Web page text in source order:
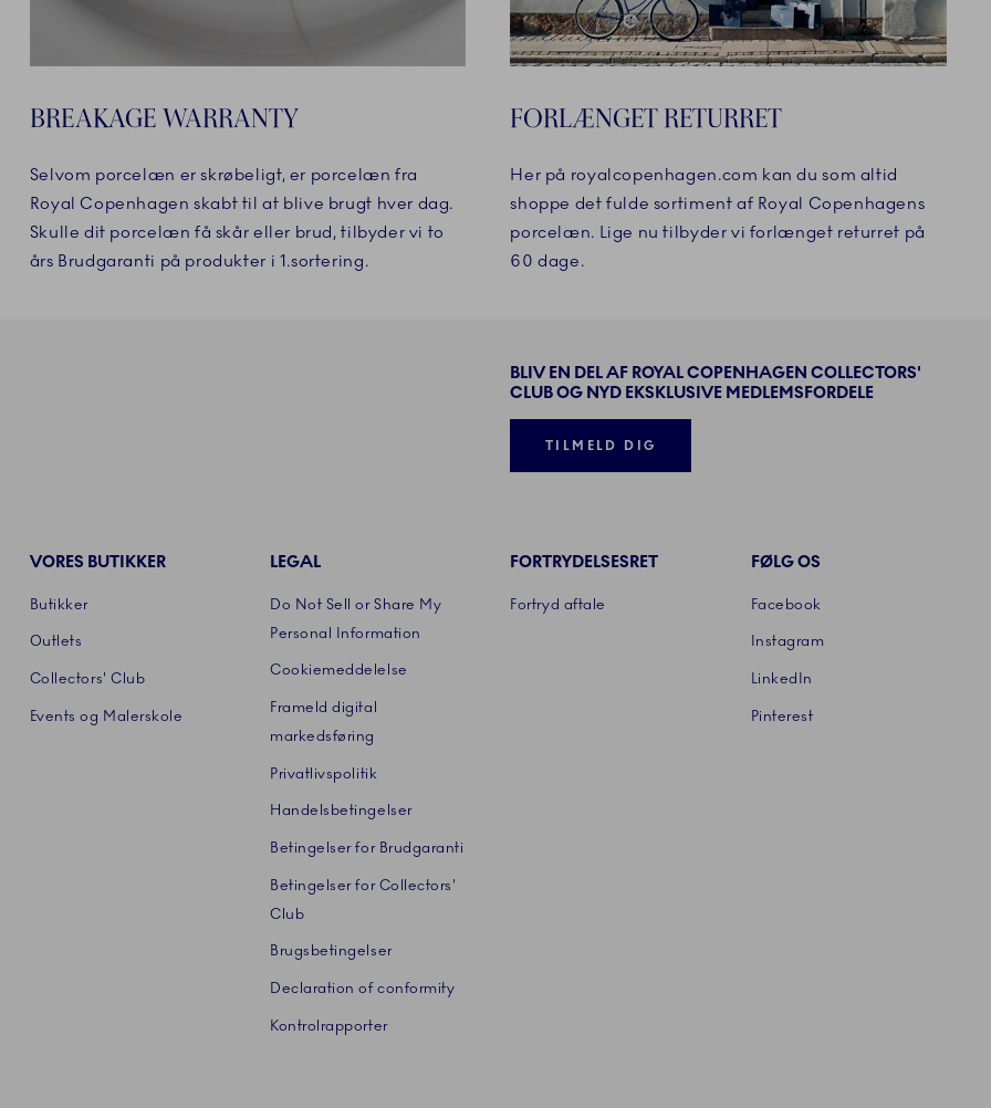
BREAKAGE WARRANTY
Selvom porcelæn er skrøbeligt, er porcelæn fra
Royal Copenhagen skabt til at blive brugt hver dag.
Skulle dit porcelæn få skår eller brud, tilbyder vi to
års Brudgaranti på produkter i 1.sortering.
FORLÆNGET RETURRET
Her på royalcopenhagen.com kan du som altid
shoppe det fulde sortiment af Royal Copenhagens
porcelæn. Lige nu tilbyder vi forlænget returret på
60 dage.
BLIV EN DEL AF ROYAL COPENHAGEN COLLECTORS'
CLUB OG NYD EKSKLUSIVE MEDLEMSFORDELE
TILMELD DIG
VORES BUTIKKER
Butikker
Outlets
Collectors' Club
Events og Malerskole
LEGAL
Do Not Sell or Share My
Personal Information
Cookiemeddelelse
Frameld digital
markedsføring
Privatlivspolitik
Handelsbetingelser
Betingelser for Brudgaranti
Betingelser for Collectors'
Club
Brugsbetingelser
Declaration of conformity
Kontrolrapporter
FORTRYDELSESRET
Fortryd aftale
FØLG OS
Facebook
Instagram
LinkedIn
Pinterest